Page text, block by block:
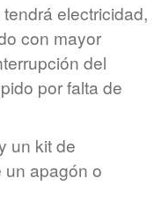
electricidad,
con mayor
del
por falta de
un kit de
apagón o